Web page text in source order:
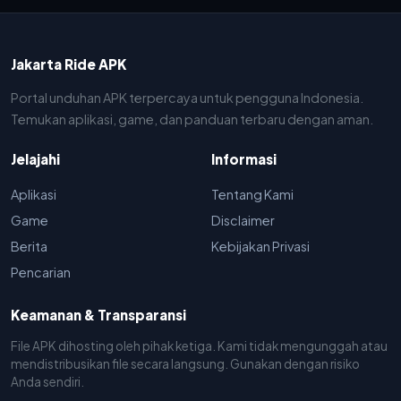
Jakarta Ride APK
Portal unduhan APK terpercaya untuk pengguna Indonesia.
Temukan aplikasi, game, dan panduan terbaru dengan aman.
Jelajahi
Aplikasi
Game
Berita
Pencarian
Informasi
Tentang Kami
Disclaimer
Kebijakan Privasi
Keamanan & Transparansi
File APK dihosting oleh pihak ketiga. Kami tidak mengunggah atau
mendistribusikan file secara langsung. Gunakan dengan risiko
Anda sendiri.